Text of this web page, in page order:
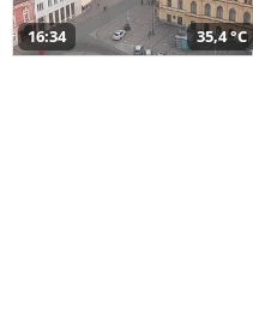
16:34 35,4 °C